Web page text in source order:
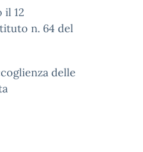
il 12
n. 64 del
delle